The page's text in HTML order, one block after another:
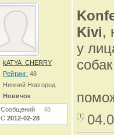
kATYA_CHERRY
Рейтинг: 48
Нижний Новгород
Новичок
Сообщений 48
С 2012-02-28
Kivi,
у